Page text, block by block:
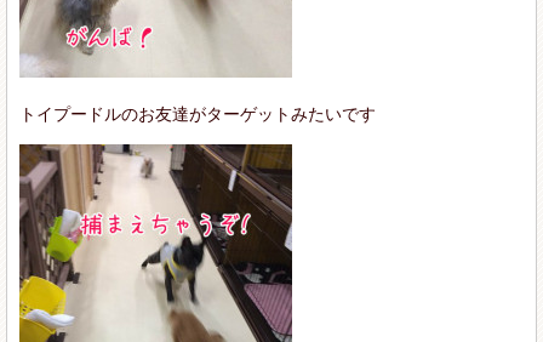
トイプードルのお友達がターゲットみたいです